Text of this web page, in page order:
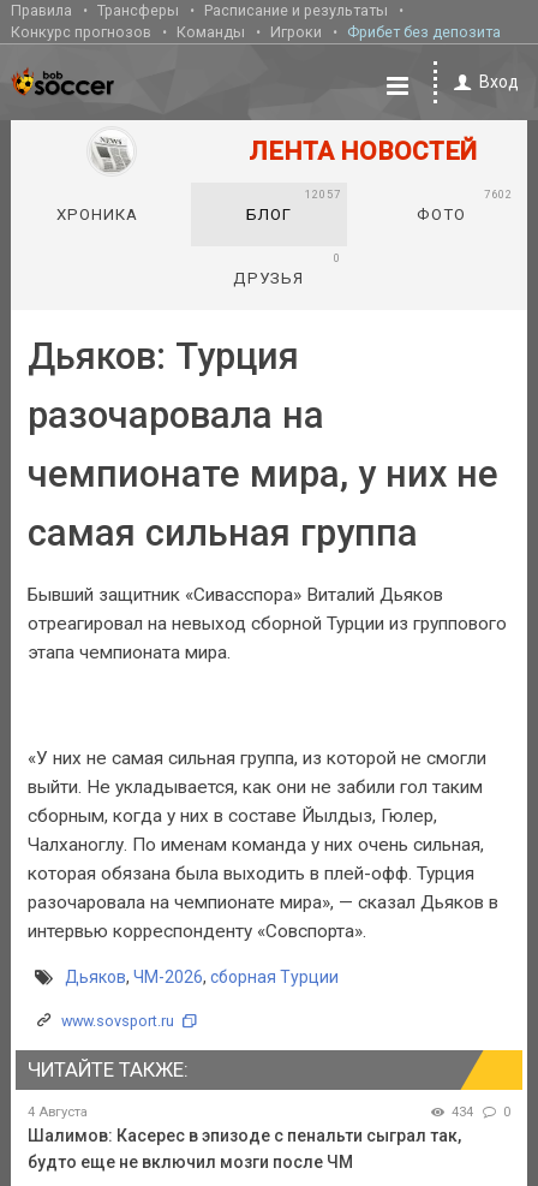
Правила Трансферы
Расписание и результаты
Конкурс прогнозов
Команды Игроки Фрибет без депозита
Вход
ЛЕНТА НОВОСТЕЙ
ХРОНИКА БЛОГ
12057
ФОТО
7602
ДРУЗЬЯ
0
Дьяков: Турция
разочаровала на
чемпионате мира, у них не
самая сильная группа
Бывший защитник «Сивасспора» Виталий Дьяков
отреагировал на невыход сборной Турции из группового
этапа чемпионата мира.
«У них не самая сильная группа, из которой не смогли
выйти. Не укладывается, как они не забили гол таким
сборным, когда у них в составе Йылдыз, Гюлер,
Чалханоглу. По именам команда у них очень сильная,
которая обязана была выходить в плей-офф. Турция
разочаровала на чемпионате мира», — сказал Дьяков в
интервью корреспонденту «Совспорта».
Дьяков, ЧМ-2026, сборная Турции
www.sovsport.ru
ЧИТАЙТЕ ТАКЖЕ:
4 Августа 434 0
Шалимов: Касерес в эпизоде с пенальти сыграл так,
будто еще не включил мозги после ЧМ